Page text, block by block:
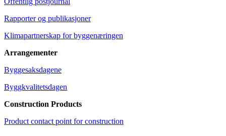
Rapporter og publikasjoner
Klimapartnerskap for byggenæringen
Arrangementer
Byggesaksdagene
Byggkvalitetsdagen
Construction Products
Product contact point for construction